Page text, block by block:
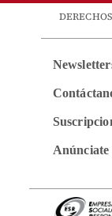
Anúnciate